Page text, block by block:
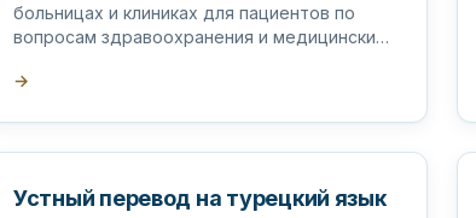
больницах и клиниках для пациентов по
вопросам здравоохранения и медицинских
→
Устный перевод на турецкий язык